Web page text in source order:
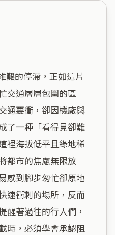
交通層層包圍的區
通要衝，卻因機廠與
了一種「看得見卻難
裡海拔低平且綠地稀
都市的焦慮無限放
感到腳步匆忙卻原地
速衝刺的場所，反而
醒著過往的行人們，
時，必須學會承認阻